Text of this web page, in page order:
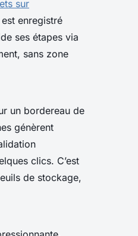
sur
enregistré
ses étapes via
sans zone
un bordereau de
génèrent
clics. C’est
de stockage,